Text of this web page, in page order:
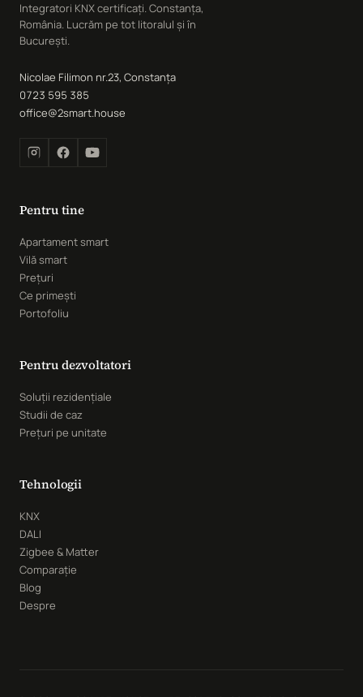
Integratori KNX certificați. Constanța,
România. Lucrăm pe tot litoralul și în
București.
Nicolae Filimon nr.23, Constanța
0723 595 385
office@2smart.house
Pentru tine
Apartament smart
Vilă smart
Prețuri
Ce primești
Portofoliu
Pentru dezvoltatori
Soluții rezidențiale
Studii de caz
Prețuri pe unitate
Tehnologii
KNX
DALI
Zigbee & Matter
Comparație
Blog
Despre